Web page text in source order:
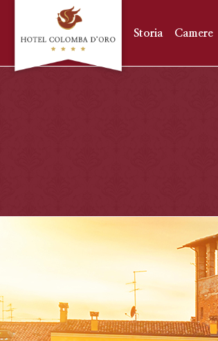
Storia Camere